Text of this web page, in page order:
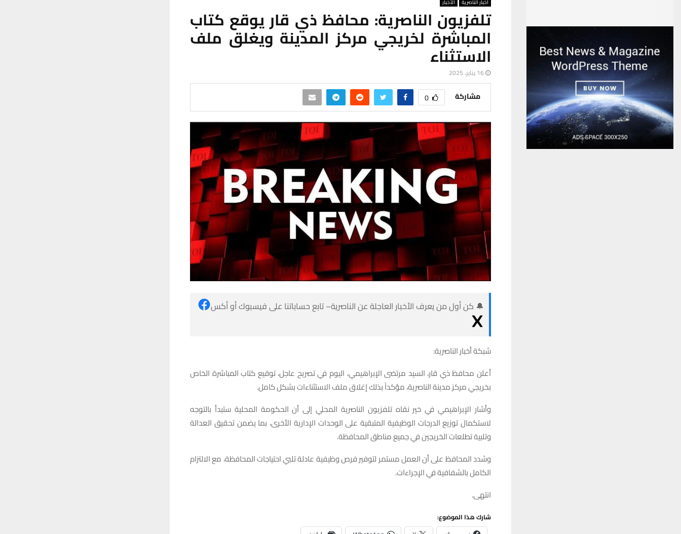
أخبار الناصرية ألأخبار
تلفزيون الناصرية: محافظ ذي قار يوقع كتاب
المباشرة لخريجي مركز المدينة ويغلق ملف
الاستثناء
16 يناير، 2025
مشاركة 0
🔔 كن أول من يعرف الأخبار العاجلة عن الناصرية– تابع حساباتنا على فيسبوك أو أكس
شبكة أخبار الناصرية:
أعلن محافظ ذي قار، السيد مرتضى الإبراهيمي، اليوم في تصريح عاجل، توقيع كتاب المباشرة الخاص
بخريجي مركز مدينة الناصرية، مؤكداً بذلك إغلاق ملف الاستثناءات بشكل كامل.
وأشار الإبراهيمي في خير نقاه تلفزيون الناصرية المحلي إلى أن الحكومة المحلية ستبدأ بالتوجه
لاستكمال توزيع الدرجات الوظيفية المتبقية على الوحدات الإدارية الأخرى، بما يضمن تحقيق العدالة
وتلبية تطلعات الخريجين في جميع مناطق المحافظة.
وشدد المحافظ على أن العمل مستمر لتوفير فرص وظيفية عادلة تلبي احتياجات المحافظة، مع الالتزام
الكامل بالشفافية في الإجراءات.
انتهى.
شارك هذا الموضوع: